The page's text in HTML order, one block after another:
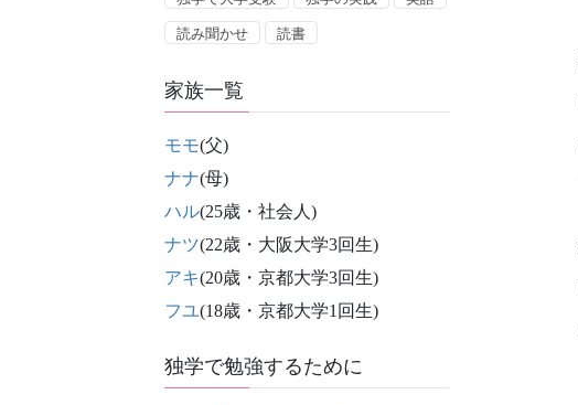
読み聞かせ 読書
家族一覧
モモ(父)
ナナ(母)
ハル(25歳・社会人)
ナツ(22歳・大阪大学3回生)
アキ(20歳・京都大学3回生)
フユ(18歳・京都大学1回生)
独学で勉強するために